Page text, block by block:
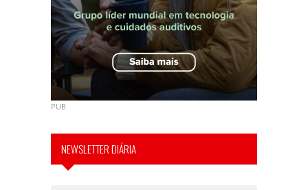
PUB
NEWSLETTER DIÁRIA